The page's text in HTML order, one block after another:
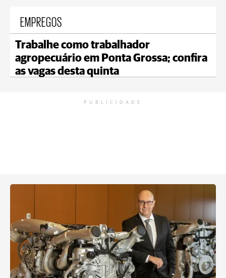
EMPREGOS
Trabalhe como trabalhador
agropecuário em Ponta Grossa; confira
as vagas desta quinta
PUBLICIDADE